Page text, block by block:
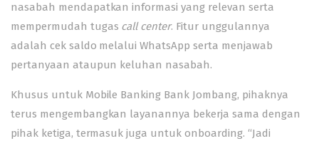
nasabah mendapatkan informasi yang relevan serta
mempermudah tugas call center. Fitur unggulannya
adalah cek saldo melalui WhatsApp serta menjawab
pertanyaan ataupun keluhan nasabah.
Khusus untuk Mobile Banking Bank Jombang, pihaknya
terus mengembangkan layanannya bekerja sama dengan
pihak ketiga, termasuk juga untuk onboarding. “Jadi